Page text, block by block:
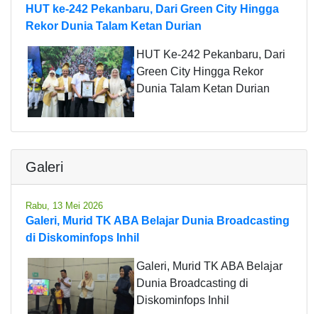
HUT ke-242 Pekanbaru, Dari Green City Hingga
Rekor Dunia Talam Ketan Durian
HUT Ke-242 Pekanbaru, Dari
Green City Hingga Rekor
Dunia Talam Ketan Durian
Galeri
Rabu, 13 Mei 2026
Galeri, Murid TK ABA Belajar Dunia Broadcasting
di Diskominfops Inhil
Galeri, Murid TK ABA Belajar
Dunia Broadcasting di
Diskominfops Inhil